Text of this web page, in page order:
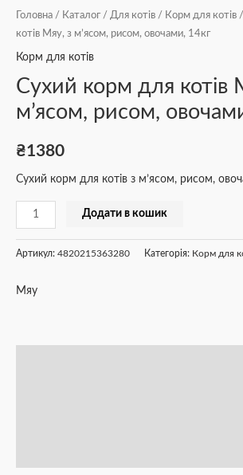
Головна / Каталог / Для котів / Корм для котів
котів Мяу, з м’ясом, рисом, овочами, 14кг
Корм для котів
Сухий корм для котів
м’ясом, рисом,
₴1380
Сухий корм для котів з м’ясом, рисом,
Додати в кошик
Артикул: 4820215363280 Категорія: Корм для
Мяу